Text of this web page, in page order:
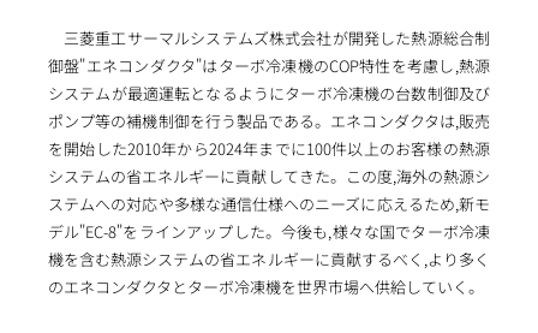
三菱重工サーマルシステムズ株式会社が開発した熱源総合制
御盤"エネコンダクタ"はターボ冷凍機のCOP特性を考慮し,熱源
システムが最適運転となるようにターボ冷凍機の台数制御及び
ポンプ等の補機制御を行う製品である。エネコンダクタは,販売
を開始した2010年から2024年までに100件以上のお客様の熱源
システムの省エネルギーに貢献してきた。この度,海外の熱源シ
ステムへの対応や多様な通信仕様へのニーズに応えるため,新モ
デル"EC-8"をラインアップした。今後も,様々な国でターボ冷凍
機を含む熱源システムの省エネルギーに貢献するべく,より多く
のエネコンダクタとターボ冷凍機を世界市場へ供給していく。